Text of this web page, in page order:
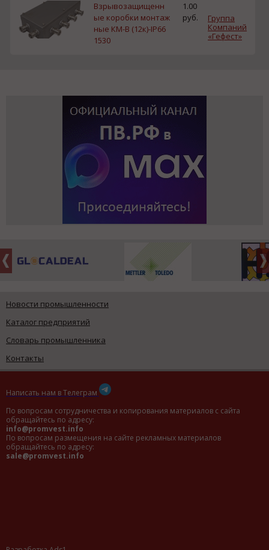
Взрывозащищенн
ые коробки монтаж
ные КМ-В (12к)-IP66
1530
1.00
руб.
Группа
Компаний
«Гефест»
Новости промышленности
Каталог предприятий
Словарь промышленника
Контакты
Написать нам в Телеграм
По вопросам сотрудничества и копирования материалов с сайта
обращайтесь по адресу:
info@promvest.info
По вопросам размещения на сайте рекламных материалов
обращайтесь по адресу:
sale@promvest.info